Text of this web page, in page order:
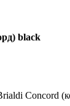
black
Concord